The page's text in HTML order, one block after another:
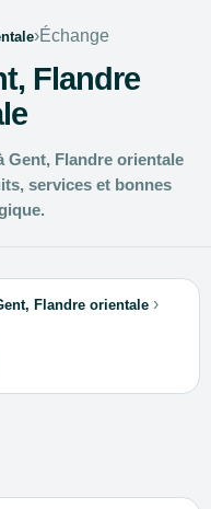
›Échange
Flandre
Gent, Flandre orientale
services et bonnes
Flandre orientale ›